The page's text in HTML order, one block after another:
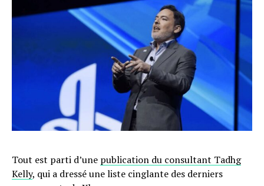
Tout est parti d’une publication du consultant Tadhg
Kelly, qui a dressé une liste cinglante des derniers